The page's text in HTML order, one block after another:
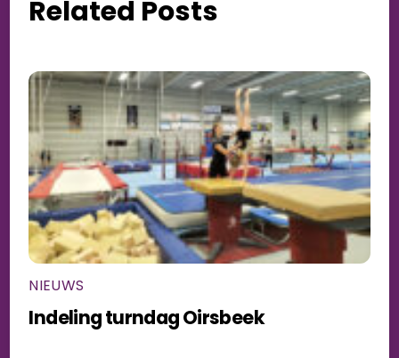
Related Posts
NIEUWS
Indeling turndag Oirsbeek